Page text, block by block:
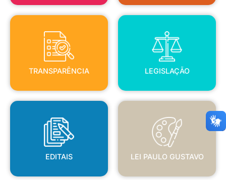
TRANSPARÊNCIA
TRANSPARÊNCIA
LEGISLAÇÃO
LEGISLAÇÃO
EDITAIS
EDITAIS
LEI PAULO GUSTAVO
LEI PAULO GUSTAVO